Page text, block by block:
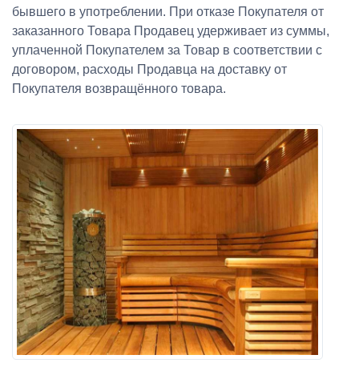
бывшего в употреблении. При отказе Покупателя от
заказанного Товара Продавец удерживает из суммы,
уплаченной Покупателем за Товар в соответствии с
договором, расходы Продавца на доставку от
Покупателя возвращённого товара.